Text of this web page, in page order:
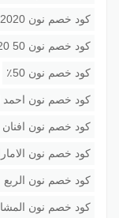
كود خصم نون 2020 الامارات
كود خصم نون 50 2020
كود خصم نون 50٪
كود خصم نون احمد
كود خصم نون افنان
كود خصم نون
كود خصم نون الربع
كود خصم نون